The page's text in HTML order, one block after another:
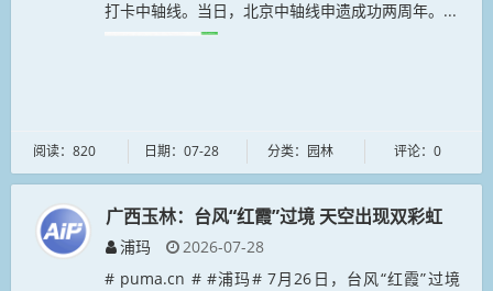
打卡中轴线。当日，北京中轴线申遗成功两周年。...
阅读：820 日期：07-28 分类：园林 评论：0
广西玉林：台风“红霞”过境 天空出现双彩虹
浦玛
2026-07-28
# puma.cn # #浦玛# 7月26日，台风“红霞”过境